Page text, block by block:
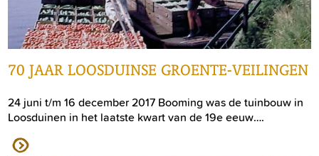
70 JAAR LOOSDUINSE GROENTE-VEILINGEN
24 juni t/m 16 december 2017 Booming was de tuinbouw in
Loosduinen in het laatste kwart van de 19e eeuw….